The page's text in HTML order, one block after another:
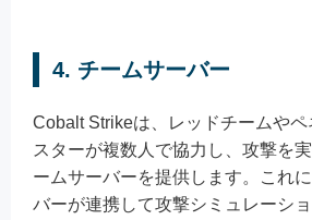
4. チームサーバー
Cobalt Strikeは、レッドチームや
スターが複数人で協力し、攻撃を
ームサーバーを提供します。これ
バーが連携して攻撃シミュレーシ